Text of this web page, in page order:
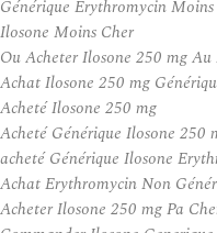
Générique Erythromycin
Ilosone Moins Cher
Ou Acheter Ilosone 250 mg
Achat Ilosone 250 mg
Acheté Ilosone 250 mg
Acheté Générique Ilosone 250
acheté Générique Ilosone
Achat Erythromycin Non
Acheter Ilosone 250 mg Pa